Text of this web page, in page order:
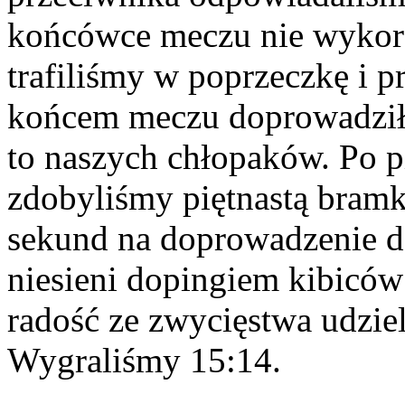
końcówce meczu nie
trafiliśmy w poprzeczkę i
końcem meczu
to naszych chłopaków. Po
zdobyliśmy piętnastą
sekund na doprowadzenie
niesieni dopingiem
radość ze zwycięstwa
Wygraliśmy 15:14.